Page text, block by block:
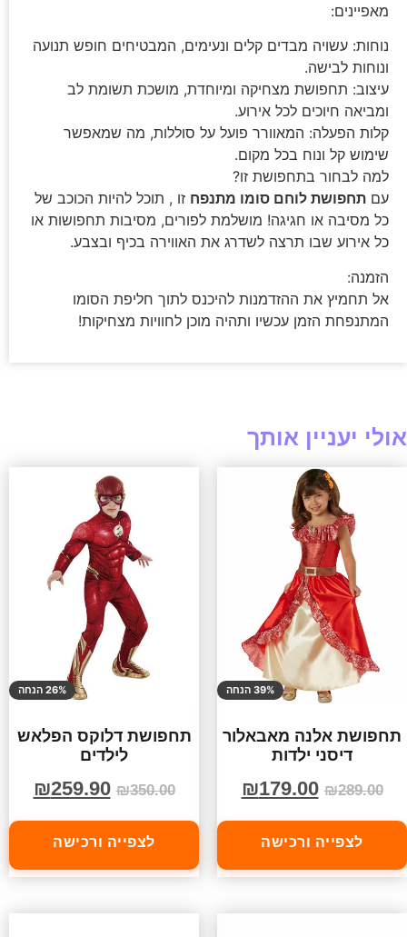
מאפיינים:
נוחות: עשויה מבדים קלים ונעימים, המבטיחים חופש תנועה
ונוחות לבישה.
עיצוב: תחפושת מצחיקה ומיוחדת, מושכת תשומת לב
ומביאה חיוכים לכל אירוע.
קלות הפעלה: המאוורר פועל על סוללות, מה שמאפשר
שימוש קל ונוח בכל מקום.
למה לבחור בתחפושת זו?
עם תחפושת לוחם סומו מתנפח זו , תוכל להיות הכוכב של
כל מסיבה או חגיגה! מושלמת לפורים, מסיבות תחפושות או
כל אירוע שבו תרצה לשדרג את האווירה בכיף ובצבע.
הזמנה:
אל תחמיץ את ההזדמנות להיכנס לתוך חליפת הסומו
המתנפחת הזמן עכשיו ותהיה מוכן לחוויות מצחיקות!
אולי יעניין אותך
39% הנחה
תחפושת אלנה מאבאלור
דיסני ילדות
₪289.00
₪179.00
לצפייה ורכישה
26% הנחה
תחפושת דלוקס הפלאש
לילדים
₪350.00
₪259.90
לצפייה ורכישה